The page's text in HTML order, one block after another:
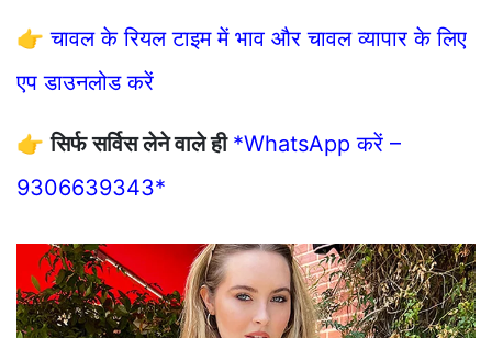
👉चावल के रियल टाइम में भाव और चावल व्यापार के लिए
एप डाउनलोड करें
👉सिर्फ सर्विस लेने वाले ही *WhatsApp करें –
9306639343*